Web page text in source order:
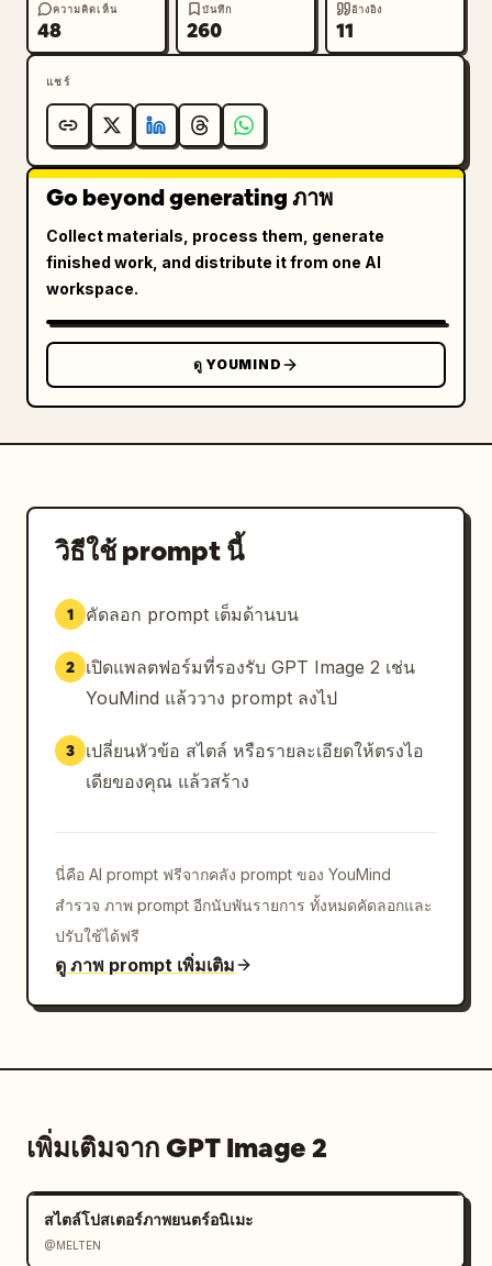
โดดเด่นทางด้านซ้าย","อาคารเรียนสไตล์ศาลาจีนดั้งเดิม
ทางด้านขวา"]},"products":[{"name":"Tsinghua
royal purple
เจอร์พร้อมก้านและขอบโลหะสีทอง","details":["ตรา
สัญลักษณ์มหาวิทยาลัยชิงหัวบนตัวแก้ว","ลวดลายผ้าไหมที่
ละเอียดอ่อน","เครื่องประดับสีทองเหนือฐานก้าน","อักษร
จีนที่ฐานแก้วอ่านว่า 清华大学"]},{"name":"Peking
oxblood red
","material":"เคลือบผิวแบบมีเท็กซ์
เจอร์พร้อมก้านและขอบโลหะสีทอง","details":["ตรา
สัญลักษณ์มหาวิทยาลัยปักกิ่งบนตัวแก้ว","ลวดลายผ้าไหมที่
ละเอียดอ่อน","เครื่องประดับสีทองเหนือฐานก้าน","อักษร
จีนที่ฐานแก้วอ่านว่า 北京大学"]}],"sideMottos":
{"left":{"count":2,"labels":["自强不息","厚德载
物"]},"right":{"count":2,"labels":["爱国进
{"count":2,"labels":["ตราสัญลักษณ์ชิงหัวปี
1911","ตราสัญลักษณ์ปักกิ่งปี
1898"]},"architectureIcons":
หัว","ภาพประกอบประตูมหาวิทยาลัย
学","bodyText":"คำอธิบายภาษาจีนสั้นๆ เกี่ยวกับความ
ร่วมมือและจิตวิญญาณทางวิชาการที่มีร่วม
[{"color":"ม่วง","branding":"โลโก้มหาวิทยาลัยชิง
หัวและลายเส้นอาคารในสีทอง"},
[{"color":"ม่วง","graphics":"โลโก้สีทองและภาพ
ประกอบลายเส้นประตูชิงหัว"},
{"color":"แดง","graphics":"โลโก้สีทองและภาพ
ประกอบลายเส้นประตูมหาวิทยาลัยปักกิ่ง"}]},"mascots":
มีดวงตาโตเป็นประกาย ขนนุ่ม และสัดส่วนแบบของเล่น
","position":"ซ้าย","fur":"สีขาวลายทางสี
หนังสือเล่มเล็กในอุ้งเท้า"},{"name":"
北小大
ตาล","outfit":"ฮู้ดสีแดงพร้อมตรา
มหาวิทยาลัย","accessories":"หมวกสีแดงพร้อมตัวอักษร
P, หนังสือเล่มเล็กในอุ้งเท้า"}]},"giftSet":
ความคิดเห็น
48
บันทึก
260
อ้างอิง
11
แชร์
Go beyond generating ภาพ
Collect materials, process them, generate
finished work, and distribute it from one AI
workspace.
ดู YOUMIND
วิธีใช้ prompt นี้
1 คัดลอก prompt เต็มด้านบน
2
เปิดแพลตฟอร์มที่รองรับ GPT Image 2 เช่น
YouMind แล้ววาง prompt ลงไป
3
เปลี่ยนหัวข้อ สไตล์ หรือรายละเอียดให้ตรงไอ
เดียของคุณ แล้วสร้าง
นี่คือ AI prompt ฟรีจากคลัง prompt ของ YouMind
สำรวจ ภาพ prompt อีกนับพันรายการ ทั้งหมดคัดลอกและ
ปรับใช้ได้ฟรี
ดู ภาพ prompt เพิ่มเติม
เพิ่มเติมจาก GPT Image 2
สไตล์โปสเตอร์ภาพยนตร์อนิเมะ
@MELTEN